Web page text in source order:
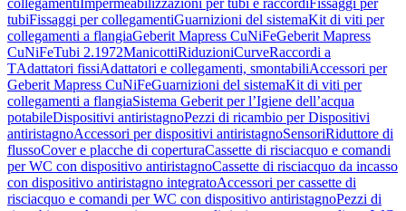
collegamentiImpermeabilizzazioni per tubi e raccordiFissaggi per
tubiFissaggi per collegamentiGuarnizioni del sistemaKit di viti per
collegamenti a flangiaGeberit Mapress CuNiFeGeberit Mapress
CuNiFeTubi 2.1972ManicottiRiduzioniCurveRaccordi a
TAdattatori fissiAdattatori e collegamenti, smontabiliAccessori per
Geberit Mapress CuNiFeGuarnizioni del sistemaKit di viti per
collegamenti a flangiaSistema Geberit per l’Igiene dell’acqua
potabileDispositivi antiristagnoPezzi di ricambio per Dispositivi
antiristagnoAccessori per dispositivi antiristagnoSensoriRiduttore di
flussoCover e placche di coperturaCassette di risciacquo e comandi
per WC con dispositivo antiristagnoCassette di risciacquo da incasso
con dispositivo antiristagno integratoAccessori per cassette di
risciacquo e comandi per WC con dispositivo antiristagnoPezzi di